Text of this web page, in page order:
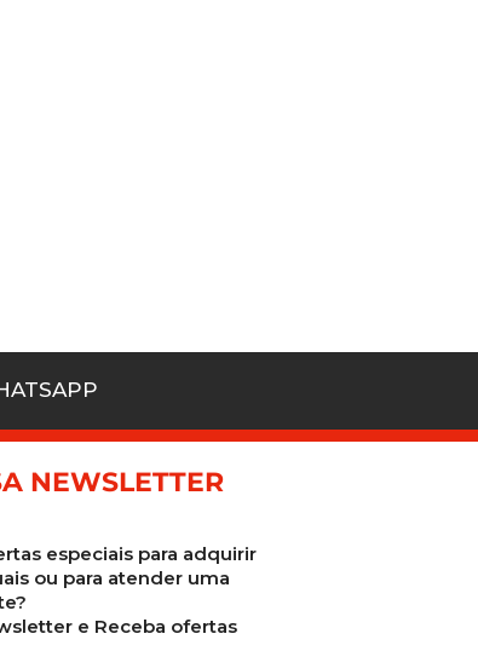
NEWSLETTER
especiais para adquirir
ou para atender uma
e Receba ofertas